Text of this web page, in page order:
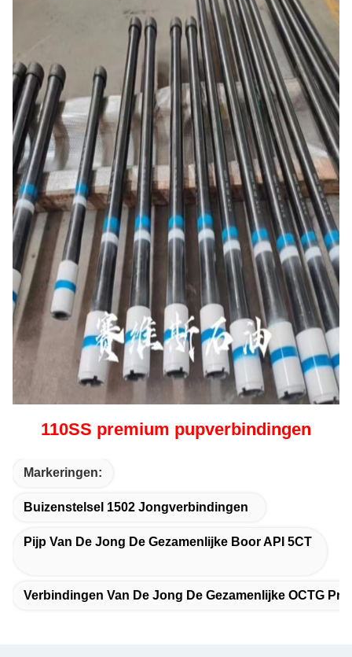
110SS premium pupverbindingen
Markeringen:
Buizenstelsel 1502 Jongverbindingen
Pijp Van De Jong De Gezamenlijke Boor API 5CT
Verbindingen Van De Jong De Gezamenlijke OCTG